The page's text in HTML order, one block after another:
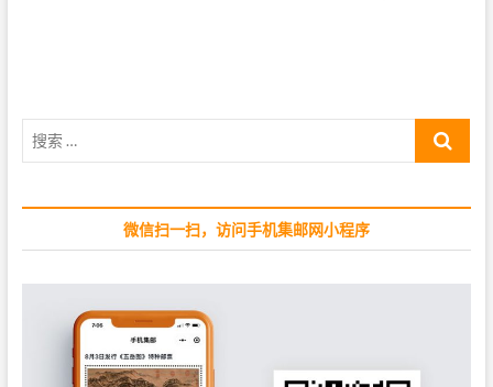
s
:
:
微信扫一扫，访问手机集邮网小程序